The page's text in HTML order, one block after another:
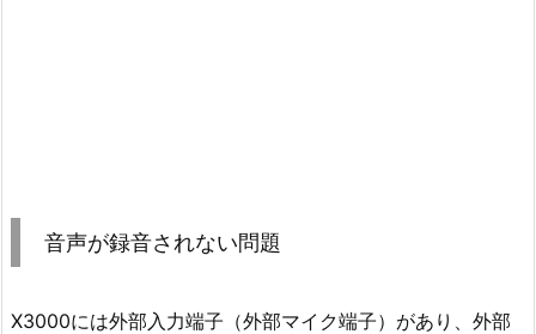
音声が録音されない問題
X3000には外部入力端子（外部マイク端子）があり、外部